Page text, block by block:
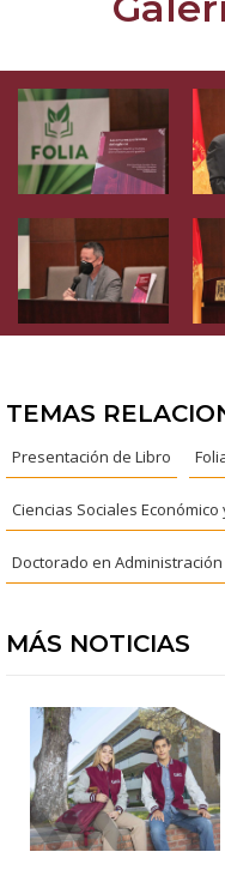
TEMAS
Presentación de Libro
Ciencias Sociales
Doctorado en Administración
MÁS NOTICIAS